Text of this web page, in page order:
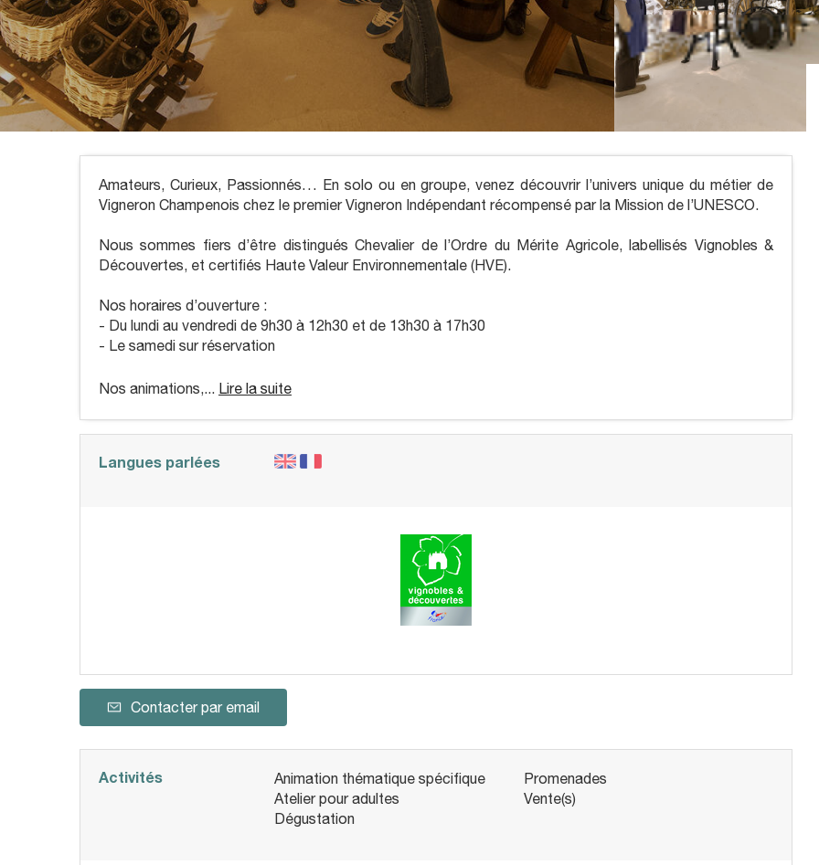
Amateurs, Curieux, Passionnés… En solo ou en groupe, venez découvrir l’univers unique du métier de
Vigneron Champenois chez le premier Vigneron Indépendant récompensé par la Mission de l’UNESCO.
Nous sommes fiers d’être distingués Chevalier de l’Ordre du Mérite Agricole, labellisés Vignobles &
Découvertes, et certifiés Haute Valeur Environnementale (HVE).
Nos horaires d’ouverture :
- Du lundi au vendredi de 9h30 à 12h30 et de 13h30 à 17h30
- Le samedi sur réservation
Nos animations,... Lire la suite
Langues parlées
Contacter par email
Activités
Animation thématique spécifique
Atelier pour adultes
Dégustation
Promenades
Vente(s)